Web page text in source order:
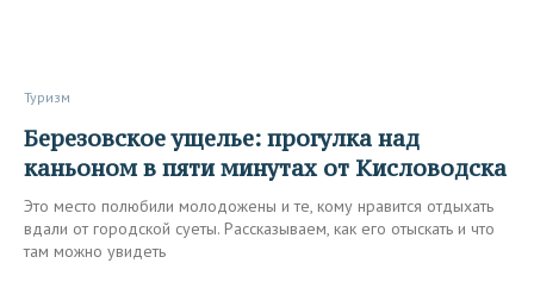
Туризм
Березовское ущелье: прогулка над
каньоном в пяти минутах от Кисловодска
Это место полюбили молодожены и те, кому нравится отдыхать
вдали от городской суеты. Рассказываем, как его отыскать и что
там можно увидеть